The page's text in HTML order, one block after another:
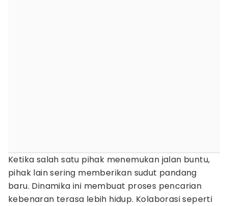
Ketika salah satu pihak menemukan jalan buntu,
pihak lain sering memberikan sudut pandang
baru. Dinamika ini membuat proses pencarian
kebenaran terasa lebih hidup. Kolaborasi seperti